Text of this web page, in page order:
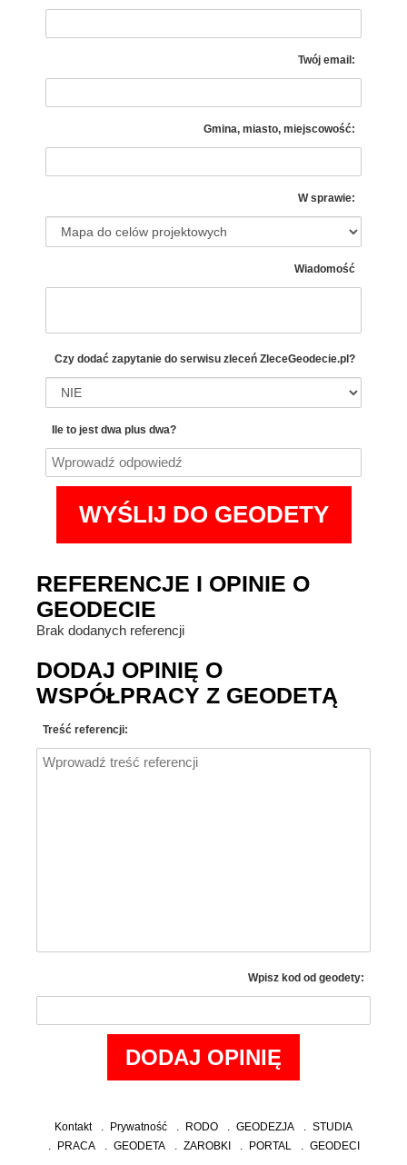
Twój email:
Gmina, miasto, miejscowość:
W sprawie:
Wiadomość
Czy dodać zapytanie do serwisu zleceń ZleceGeodecie.pl?
Ile to jest dwa plus dwa?
REFERENCJE I OPINIE O
GEODECIE
Brak dodanych referencji
DODAJ OPINIĘ O
WSPÓŁPRACY Z GEODETĄ
Treść referencji:
Wpisz kod od geodety:
Kontakt Prywatność RODO GEODEZJA
STUDIA
PRACA
GEODETA ZAROBKI PORTAL GEODECI